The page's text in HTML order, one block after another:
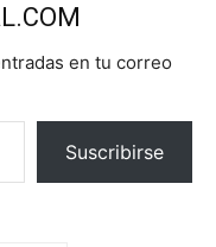
en tu correo
Suscribirse